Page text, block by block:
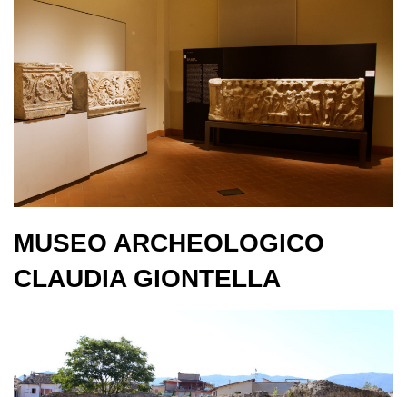
MUSEO ARCHEOLOGICO
CLAUDIA GIONTELLA